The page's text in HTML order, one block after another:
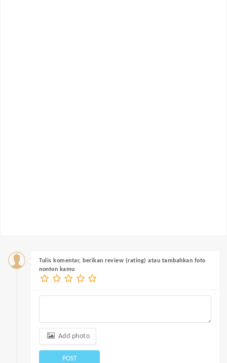
Tulis komentar, berikan review (rating) atau tambahkan foto
nonton kamu
Add photo
POST